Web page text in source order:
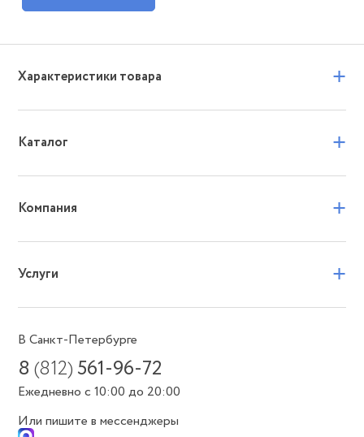
Характеристики товара +
Каталог +
Компания +
Услуги +
В Санкт-Петербурге
8(812) 561-96-72
Ежедневно с 10:00 до 20:00
Или пишите в мессенджеры